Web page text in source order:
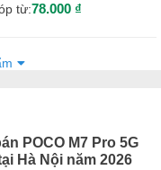
từ:78.000 ₫
POCO M7 Pro 5G
Hà Nội năm 2026